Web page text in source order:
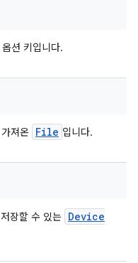
션 키입니다.
져온 File 입니다.
장할 수 있는 Device